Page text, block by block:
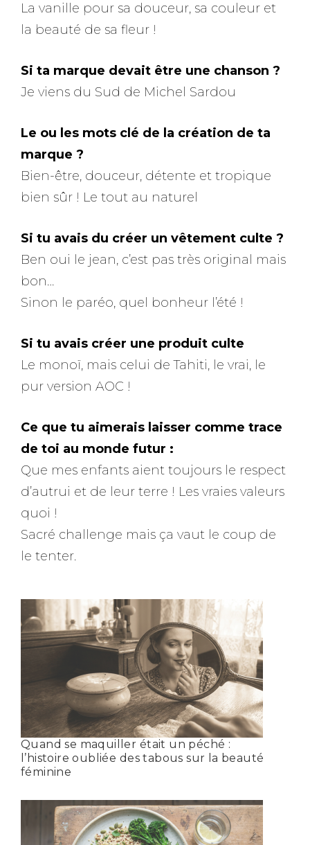
La vanille pour sa douceur, sa couleur et
la beauté de sa fleur !
Si ta marque devait être une chanson ?
Je viens du Sud de Michel Sardou
Le ou les mots clé de la création de ta
marque ?
Bien-être, douceur, détente et tropique
bien sûr ! Le tout au naturel
Si tu avais du créer un vêtement culte ?
Ben oui le jean, c’est pas très original mais
bon…
Sinon le paréo, quel bonheur l’été !
Si tu avais créer une produit culte
Le monoï, mais celui de Tahiti, le vrai, le
pur version AOC !
Ce que tu aimerais laisser comme trace
de toi au monde futur :
Que mes enfants aient toujours le respect
d’autrui et de leur terre ! Les vraies valeurs
quoi !
Sacré challenge mais ça vaut le coup de
le tenter.
Quand se maquiller était un péché :
l’histoire oubliée des tabous sur la beauté
féminine